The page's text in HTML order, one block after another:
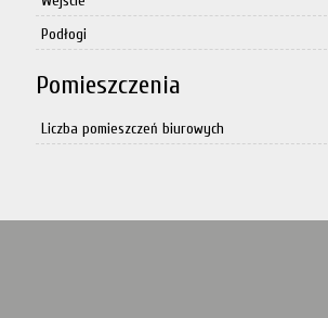
Podłogi
Pomieszczenia
Liczba pomieszczeń biurowych